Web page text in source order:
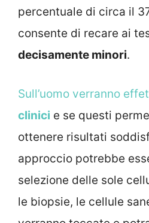
percentuale di circa il
consente di recare ai
decisamente minori.
Sull’uomo verranno
clinici e se questi
ottenere risultati
approccio potrebbe
selezione delle sole
le biopsie, le cellule